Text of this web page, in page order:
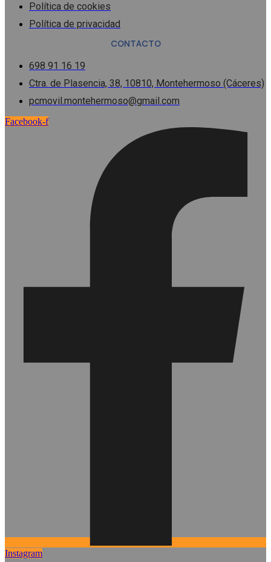
Política de cookies
Política de privacidad
CONTACTO
698 91 16 19
Ctra. de Plasencia, 38, 10810, Montehermoso (Cáceres)
pcmovil.montehermoso@gmail.com
Facebook-f
Instagram